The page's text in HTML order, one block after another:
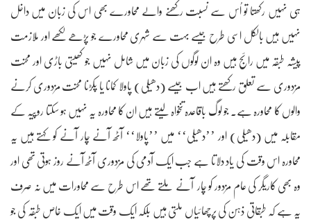
ہی نہیں رکھتا تو اُس سے نسبت رکھنے والے محاورے بھی اس کی زبان میں داخل
نہیں ہیں بالکل اسی طرح جیسے بہت سے شہری محاورے جو پڑھے لکھے اور ملازمت
پیشہ طبقہ میں رائج ہیں وہ ان لوگوں کی زبان میں شامل نہیں جو کھیتی باڑی اور محنت
مزدوری سے تعلق رکھتے ہیں اب جیسے (دھیلی) پاولا کمانا یا پکڑنا محنت مزدوری کرنے
والوں کا محاورہ ہے۔ جو لوگ باقاعدہ تنخواہ لیتے ہیں ان کا محاورہ یہ نہیں ہو سکتا روپیہ کے
مقابلہ میں (دھیلی) اور ’’دھیلی‘‘ میں ’’پاولا‘‘ آٹھ آنے چار آنے کو کہتے ہیں یہ
محاورہ اس وقت کی یاد دلاتا ہے جب ایک آدمی کی مزدوری آٹھ آنے روز ہوتی تھی اور
وہ بھی کاریگر کی عام مزدور کو چار آنے ملتے تھے اس طرح سے محاورات میں نہ صرف
یہ ہے کہ طبقاتی ذہن کی پرچھائیاں ملتی ہیں بلکہ ایک وقت میں ایک خاص طبقہ کی جو